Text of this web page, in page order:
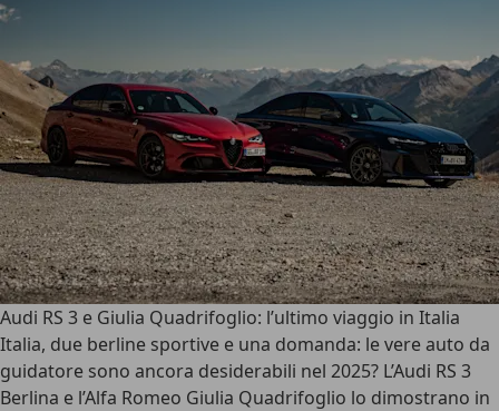
Audi RS 3 e Giulia Quadrifoglio: l’ultimo viaggio in Italia
Italia, due berline sportive e una domanda: le vere auto da
guidatore sono ancora desiderabili nel 2025? L’Audi RS 3
Berlina e l’Alfa Romeo Giulia Quadrifoglio lo dimostrano in